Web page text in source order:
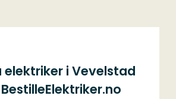
elektriker i Vevelstad